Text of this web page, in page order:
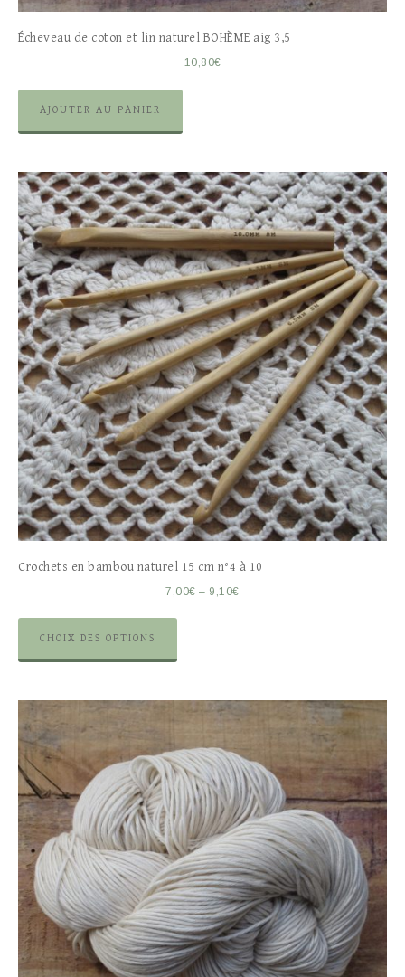
Écheveau de coton et lin naturel BOHÈME aig 3,5
10,80€
AJOUTER AU PANIER
Crochets en bambou naturel 15 cm n°4 à 10
7,00€ – 9,10€
CHOIX DES OPTIONS